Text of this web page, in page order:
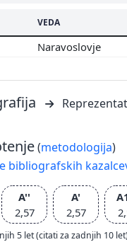
VEDA
Naravoslovje
(metodologija)
bibliografskih
A''
2,57
A'
2,57
5 let (citati za zadnjih 10